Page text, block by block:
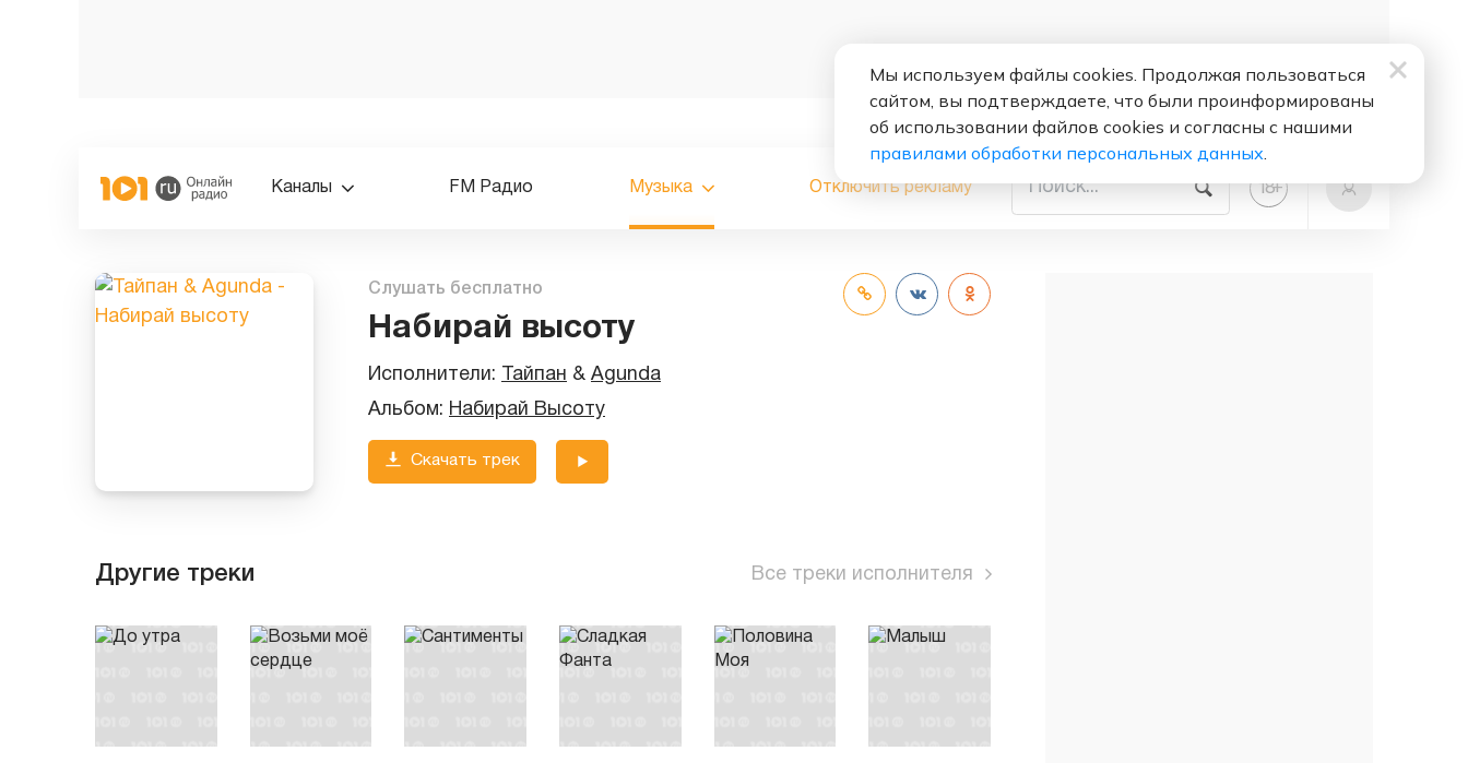
Каналы FM Радио Музыка Отключить рекламу 18+
Слушать бесплатно
Набирай высоту
Исполнители: Тайпан & Agunda
Альбом: Набирай Высоту
Скачать трек
Другие треки Все треки исполнителя
Мы используем файлы cookies. Продолжая пользоваться
сайтом, вы подтверждаете, что были проинформированы
об использовании файлов cookies и согласны с нашими
правилами обработки персональных данных.